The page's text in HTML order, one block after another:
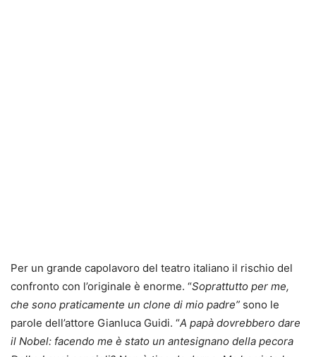
Per un grande capolavoro del teatro italiano il rischio del
confronto con l’originale è enorme. “Soprattutto per me,
che sono praticamente un clone di mio padre” sono le
parole dell’attore Gianluca Guidi. “A papà dovrebbero dare
il Nobel: facendo me è stato un antesignano della pecora